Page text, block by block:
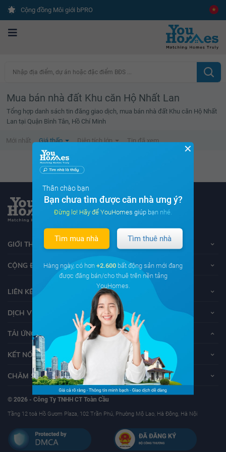
Cộng đồng Môi giới bPRO
Nhập địa điểm, dự án hoặc đặc điểm BĐS ...
Mua bán nhà đất Khu căn Hộ Nhất Lan
Tổng hợp danh sách tin đăng giao dịch, mua bán nhà đất Khu căn Hộ Nhất
Lan tại Quận Bình Tân, Hồ Chí Minh
Mới nhất Giá thấp Diện tích lớn Tin đã xem
Không tìm thấy tin bất động sản nào
GIỚI THIỆU VỀ YOUHOMES
CỘNG ĐỒNG YOUHOMERS
LIÊN KẾT
DỊCH VỤ KHÁCH HÀNG
TẢI ỨNG DỤNG YOUHOMES
KẾT NỐI VỚI YOUHOMES
CHĂM SÓC KHÁCH HÀNG
© 2026 - Công Ty TNHH CT Toàn Cầu
Tầng 12 toà Hồ Gươm Plaza, 102 Trần Phú, Phường Mộ Lao, Hà Đông, Hà Nội
✕
Thân chào bạn
Bạn chưa tìm được căn nhà ưng ý?
Đừng lo! Hãy để YouHomes giúp bạn nhé.
Tìm mua nhà Tìm thuê nhà
Hàng ngày, có hơn +2.600 bất động sản mới đang
được đăng bán/cho thuê trên nền tảng
YouHomes.